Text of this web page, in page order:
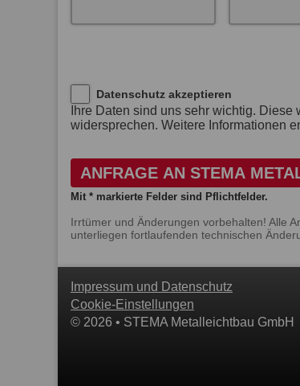
Datenschutz akzeptieren
Ihre Daten sind uns sehr wichtig.
widersprechen. Weitere Informationen
ANFRAGE AN STEMA
Mit * markierte Felder sind Pflichtfelder.
Irrtümer und Änderungen vorbehalten! Alle
unterliegen fortlaufenden technischen
Impressum und Datenschutz
Cookie-Einstellungen
© 2026 • STEMA Metalleichtbau GmbH